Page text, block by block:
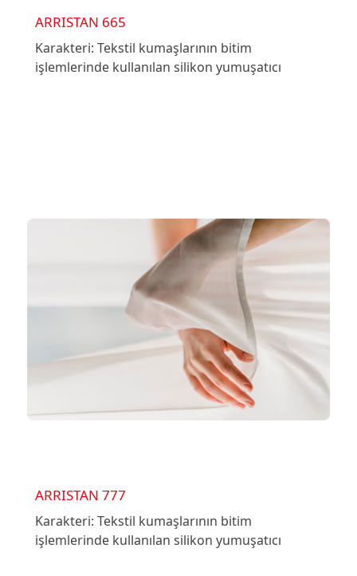
ARRISTAN 665
Karakteri: Tekstil kumaşlarının bitim
işlemlerinde kullanılan silikon yumuşatıcı
ARRISTAN 777
Karakteri: Tekstil kumaşlarının bitim
işlemlerinde kullanılan silikon yumuşatıcı